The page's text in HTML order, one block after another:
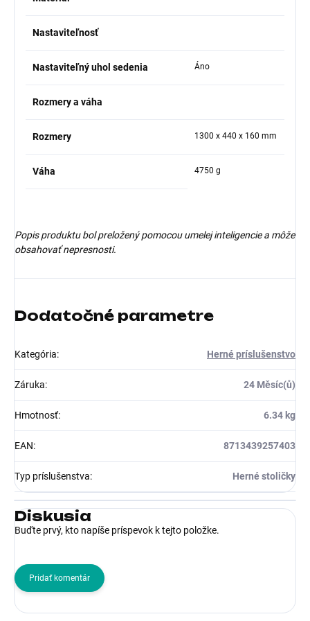
Nastaviteľnosť
Nastaviteľný uhol sedenia Áno
Rozmery a váha
Rozmery 1300 x 440 x 160 mm
Váha 4750 g
Popis produktu bol preložený pomocou umelej inteligencie a môže
obsahovať nepresnosti.
Dodatočné parametre
Kategória: Herné príslušenstvo
Záruka: 24 Měsíc(ů)
Hmotnosť: 6.34 kg
EAN: 8713439257403
Typ príslušenstva: Herné stoličky
Diskusia
Buďte prvý, kto napíše príspevok k tejto položke.
Pridať komentár